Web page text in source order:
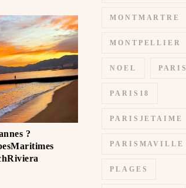
?️
MONTMARTRE
MONTPELLIER
NOEL PARIS
PARIS18
PARISJETAIME
PARISMAVILLE
PLAGES